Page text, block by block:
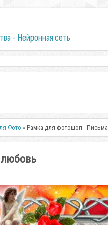
- Нейронная сеть
Фото » Рамка для фотошоп -